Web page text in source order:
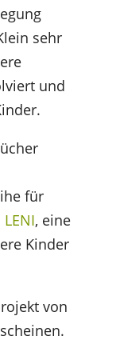
sehr
und
für
LENI, eine
Kinder
von